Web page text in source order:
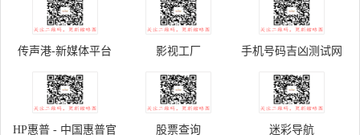
传声港-新媒体平台 影视工厂 手机号码吉凶测试网
HP惠普 - 中国惠普官 股票查询 迷彩导航